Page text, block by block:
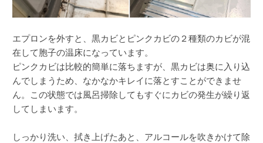
エプロンを外すと、黒カビとピンクカビの２種類のカビが混
在して胞子の温床になっています。
ピンクカビは比較的簡単に落ちますが、黒カビは奥に入り込
んでしまうため、なかなかキレイに落とすことができませ
ん。この状態では風呂掃除してもすぐにカビの発生が繰り返
してしまいます。
しっかり洗い、拭き上げたあと、アルコールを吹きかけて除